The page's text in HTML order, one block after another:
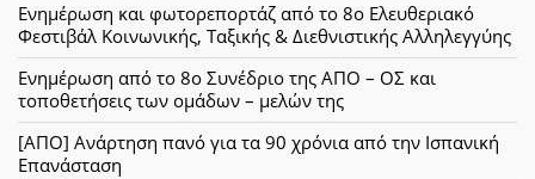
Ενημέρωση και φωτορεπορτάζ από το 8ο Ελευθεριακό
Φεστιβάλ Κοινωνικής, Ταξικής & Διεθνιστικής Αλληλεγγύης
Ενημέρωση από το 8ο Συνέδριο της ΑΠΟ – ΟΣ και
τοποθετήσεις των ομάδων – μελών της
[ΑΠΟ] Ανάρτηση πανό για τα 90 χρόνια από την Ισπανική
Επανάσταση